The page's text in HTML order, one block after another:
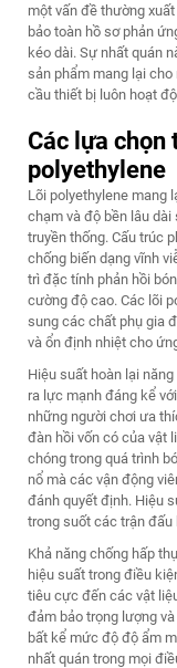
một vấn đề thường
bảo toàn hồ sơ phản
kéo dài. Sự nhất quán
sản phẩm mang lại
cầu thiết bị luôn hoạt
Các lựa chọn
polyethylene
Lõi polyethylene mang
chạm và độ bền lâu dài
truyền thống. Cấu trúc
chống biến dạng vĩnh
trì đặc tính phản hồi
cường độ cao. Các lõi
sung các chất phụ gia
và ổn định nhiệt cho
Hiệu suất hoàn lại
ra lực mạnh đáng kể
những người chơi ưa
đàn hồi vốn có của vật
chóng trong quá trình
nổ mà các vận động
đánh quyết định. Hiệu
trong suốt các trận đấu
Khả năng chống hấp
hiệu suất trong điều
tiêu cực đến các vật
đảm bảo trọng lượng
bất kể mức độ độ ẩm
nhất quán trong mọi